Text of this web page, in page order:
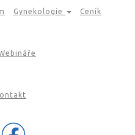
Gynekologie Ceník